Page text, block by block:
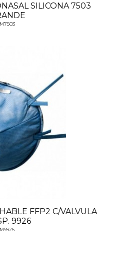
SILICONA 7503
M7503
FFP2 C/VALVULA
9926
M9926